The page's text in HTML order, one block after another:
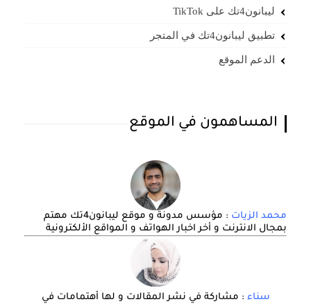
ليبانون4تك على TikTok
تطبيق ليبانون4تك في المتجر
الدعم الموقع
المساهمون في الموقع
محمد الزيات
: مؤسس مدونة و موقع ليبانون4تك مهتم
بمجال الانترنت و أخر اخبار الهواتف و المواقع الألكترونية
سناء : مشاركة في نشر المقالات و لها أهتمامات في